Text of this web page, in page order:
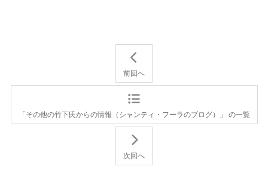
前回へ
「その他の竹下氏からの情報（シャンティ・フーラのブログ）」 の一覧
次回へ